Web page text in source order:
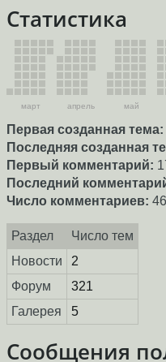
Статистика
март апрель май
Первая созданная тема:
Последняя созданная
Первый комментарий:
Последний
Число комментариев:
Раздел
Число тем
Новости
2
Форум
321
Галерея
5
Сообщения